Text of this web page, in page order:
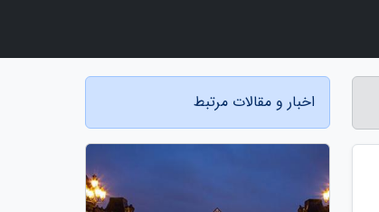
اخبار و مقالات مرتبط